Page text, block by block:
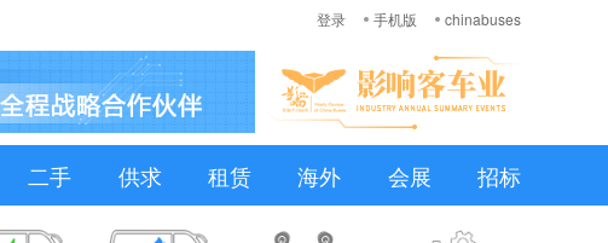
登录 手机版 chinabuses
二手 供求 租赁 海外 会展 招标